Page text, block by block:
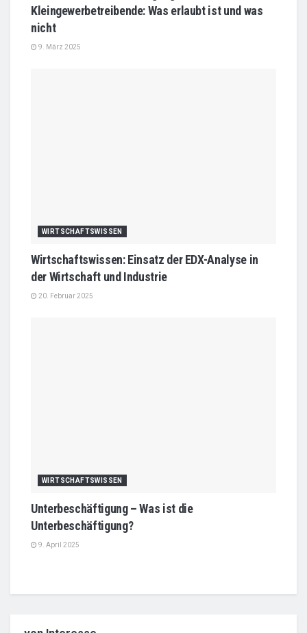
Kleingewerbetreibende: Was erlaubt ist und was
nicht
9. März 2025
WIRTSCHAFTSWISSEN
Wirtschaftswissen: Einsatz der EDX-Analyse in
der Wirtschaft und Industrie
20. Februar 2025
WIRTSCHAFTSWISSEN
Unterbeschäftigung – Was ist die
Unterbeschäftigung?
9. April 2025